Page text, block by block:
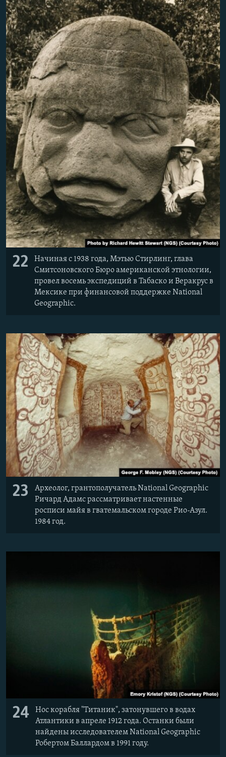
22
Начиная с 1938 года, Мэтью Стирлинг, глава
Смитсоновского Бюро американской этнологии,
провел восемь экспедиций в Табаско и Веракрус в
Мексике при финансовой поддержке National
Geographic.
23
Археолог, грантополучатель National Geographic
Ричард Адамс рассматривает настенные
росписи майя в гватемальском городе Рио-Азул.
1984 год.
24
Нос корабля "Титаник", затонувшего в водах
Атлантики в апреле 1912 года. Останки были
найдены исследователем National Geographic
Робертом Баллардом в 1991 году.